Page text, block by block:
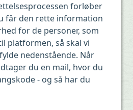
forløber
får den rette information
for de personer, som
platformen, så skal vi
nedenstående. Når
du en mail, hvor du
- og så har du